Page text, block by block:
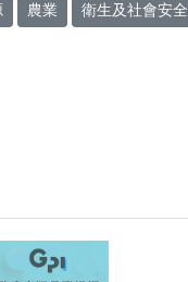
農業 衛生及社會安全